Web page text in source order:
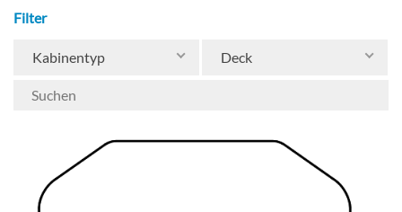
Filter
Kabinentyp Deck